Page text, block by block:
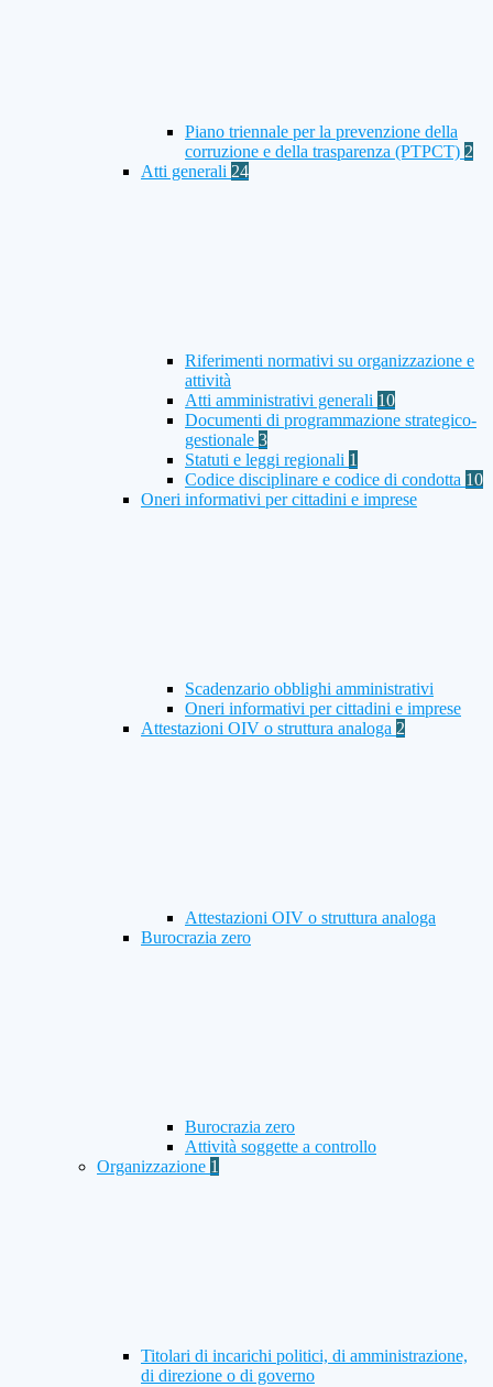
Piano triennale per la prevenzione della
corruzione e della trasparenza (PTPCT) 2
Atti generali 24
Riferimenti normativi su organizzazione e
attività
Atti amministrativi generali 10
Documenti di programmazione strategico-
gestionale 3
Statuti e leggi regionali 1
Codice disciplinare e codice di condotta 10
Oneri informativi per cittadini e imprese
Scadenzario obblighi amministrativi
Oneri informativi per cittadini e imprese
Attestazioni OIV o struttura analoga 2
Attestazioni OIV o struttura analoga
Burocrazia zero
Burocrazia zero
Attività soggette a controllo
Organizzazione 1
Titolari di incarichi politici, di amministrazione,
di direzione o di governo